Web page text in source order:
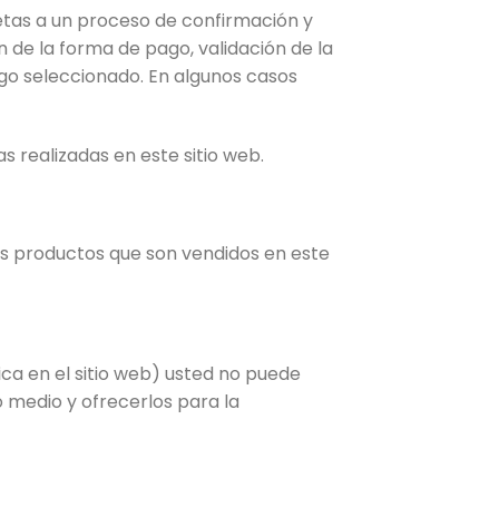
a un proceso de confirmación y
la forma de pago, validación de la
seleccionado. En algunos casos
realizadas en este sitio web.
productos que son vendidos en este
en el sitio web) usted no puede
medio y ofrecerlos para la